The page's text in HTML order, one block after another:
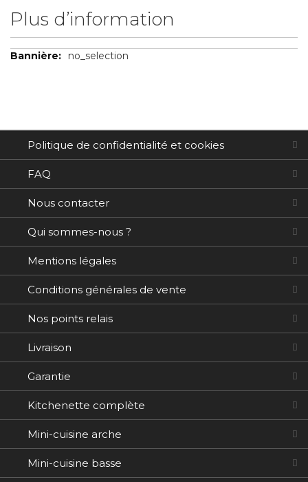
Plus d’information
Plus
no_selection
Politique de confidentialité et cookies
FAQ
Nous contacter
Qui sommes-nous ?
Mentions légales
Conditions générales de vente
Nos points relais
Livraison
Garantie
Kitchenette complète
Mini-cuisine arche
Mini-cuisine basse